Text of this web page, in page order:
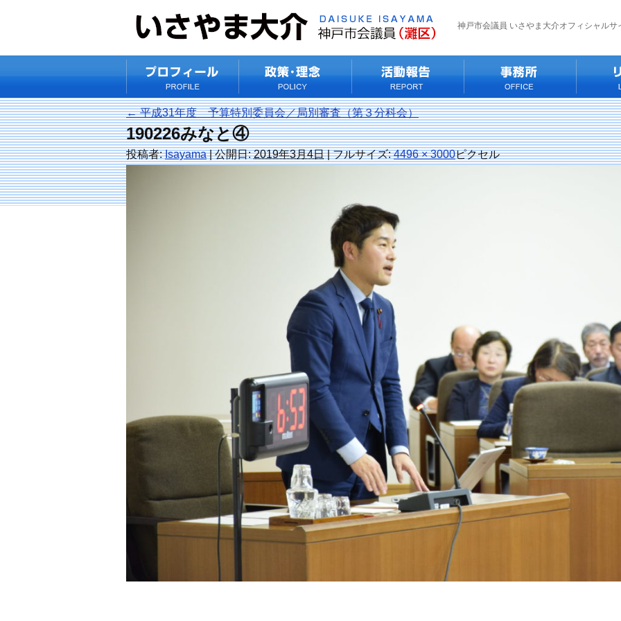
神戸市会議員 いさやま大介オフィシャルサ
←平成31年度 予算特別委員会／局別審査（第３分科会）
190226みなと④
投稿者: Isayama | 公開日: 2019年3月4日 |フルサイズ:4496 × 3000ピクセル